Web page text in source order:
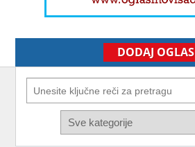
DODAJ OGLAS